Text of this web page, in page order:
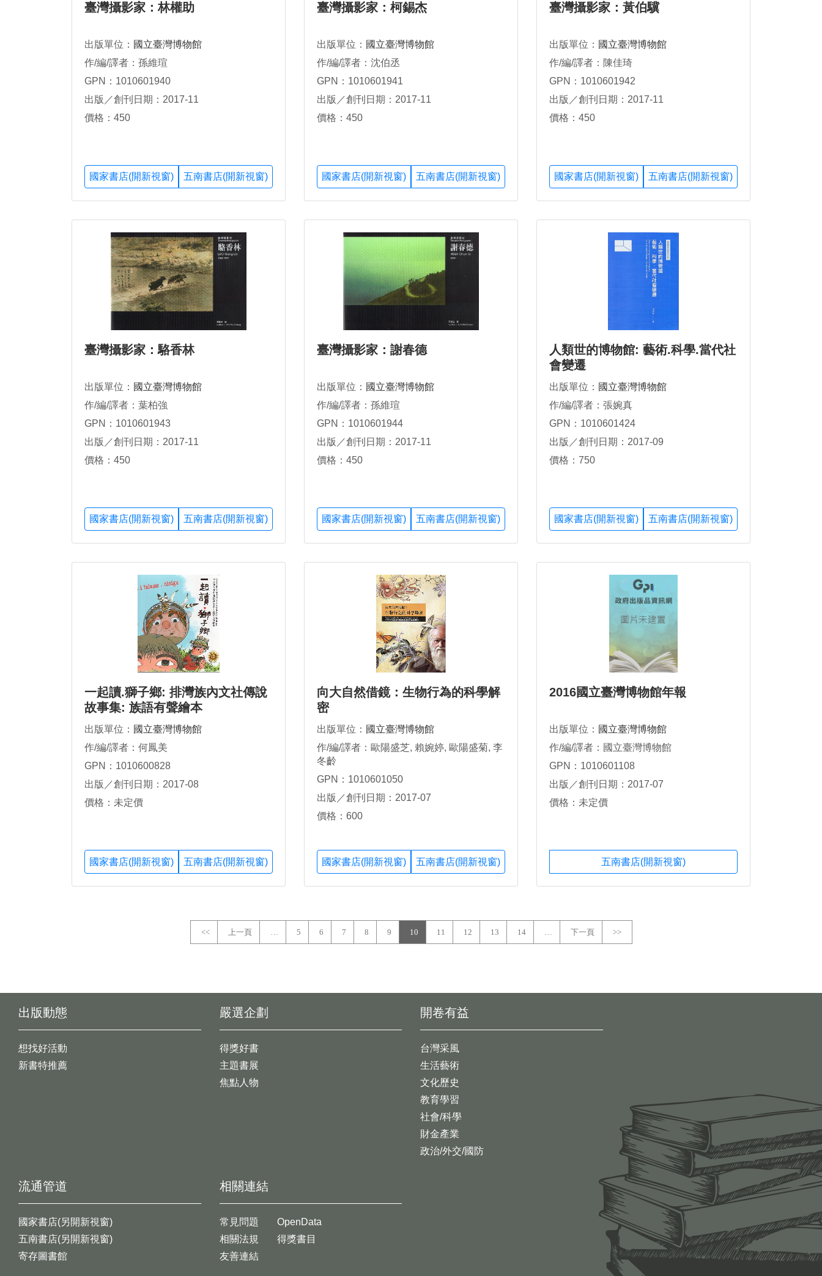
臺灣攝影家：林權助
出版單位： 國立臺灣博物館
作/編/譯者：孫維瑄
GPN：1010601940
出版／創刊日期：2017-11
價格：450
國家書店(開新視窗) 五南書店(開新視窗)
臺灣攝影家：柯錫杰
出版單位： 國立臺灣博物館
作/編/譯者：沈伯丞
GPN：1010601941
出版／創刊日期：2017-11
價格：450
國家書店(開新視窗) 五南書店(開新視窗)
臺灣攝影家：黃伯驥
出版單位： 國立臺灣博物館
作/編/譯者：陳佳琦
GPN：1010601942
出版／創刊日期：2017-11
價格：450
國家書店(開新視窗) 五南書店(開新視窗)
臺灣攝影家：駱香林
出版單位： 國立臺灣博物館
作/編/譯者：葉柏強
GPN：1010601943
出版／創刊日期：2017-11
價格：450
國家書店(開新視窗) 五南書店(開新視窗)
臺灣攝影家：謝春德
出版單位： 國立臺灣博物館
作/編/譯者：孫維瑄
GPN：1010601944
出版／創刊日期：2017-11
價格：450
國家書店(開新視窗) 五南書店(開新視窗)
人類世的博物館: 藝術.科學.當代社
會變遷
出版單位： 國立臺灣博物館
作/編/譯者：張婉真
GPN：1010601424
出版／創刊日期：2017-09
價格：750
國家書店(開新視窗) 五南書店(開新視窗)
一起讀.獅子鄉: 排灣族內文社傳說
故事集: 族語有聲繪本
出版單位： 國立臺灣博物館
作/編/譯者：何鳳美
GPN：1010600828
出版／創刊日期：2017-08
價格：未定價
國家書店(開新視窗) 五南書店(開新視窗)
向大自然借鏡：生物行為的科學解
密
出版單位： 國立臺灣博物館
作/編/譯者：歐陽盛芝, 賴婉婷, 歐陽盛菊, 李
冬齡
GPN：1010601050
出版／創刊日期：2017-07
價格：600
國家書店(開新視窗) 五南書店(開新視窗)
2016國立臺灣博物館年報
出版單位： 國立臺灣博物館
作/編/譯者：國立臺灣博物館
GPN：1010601108
出版／創刊日期：2017-07
價格：未定價
五南書店(開新視窗)
<< 上一頁 5 6 7 8 9 10 11 12 13 14 下一頁 >>
出版動態
想找好活動
新書特推薦
開卷有益
台灣采風
生活藝術
文化歷史
教育學習
社會/科學
財金產業
政治/外交/國防
嚴選企劃
得獎好書
主題書展
焦點人物
流通管道
國家書店(另開新視窗)
五南書店(另開新視窗)
寄存圖書館
相關連結
常見問題
相關法規
友善連結
OpenData
得獎書目